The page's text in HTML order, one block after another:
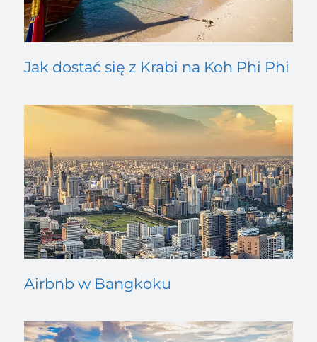
Jak dostać się z Krabi na Koh Phi Phi
Airbnb w Bangkoku